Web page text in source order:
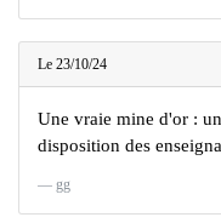
Le 23/10/24
Une vraie mine d'or :
disposition des
gg